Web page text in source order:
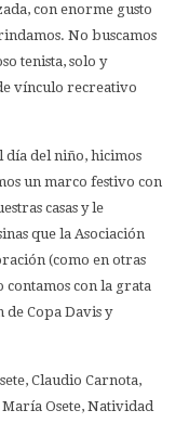
con enorme gusto
No buscamos
tenista, solo y
vínculo recreativo
día del niño, hicimos
un marco festivo con
casas y le
que la Asociación
(como en otras
con la grata
de Copa Davis y
Claudio Carnota,
Osete, Natividad